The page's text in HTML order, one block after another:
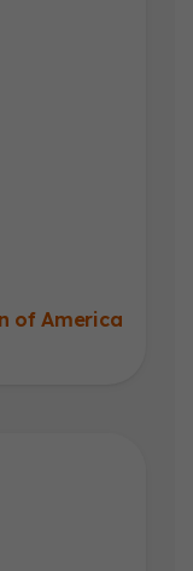
of America